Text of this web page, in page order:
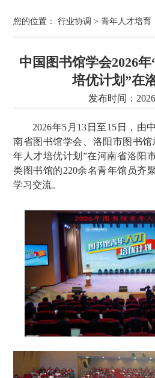
您的位置： 行业协调 > 青年人才培育
中国图书馆学会2026
培优计划”在
发布时间：
2026年5月13日至15日，由
南省图书馆学会、洛阳市图书馆
年人才培优计划”在河南省洛阳
类图书馆的220余名青年馆员齐
学习交流。